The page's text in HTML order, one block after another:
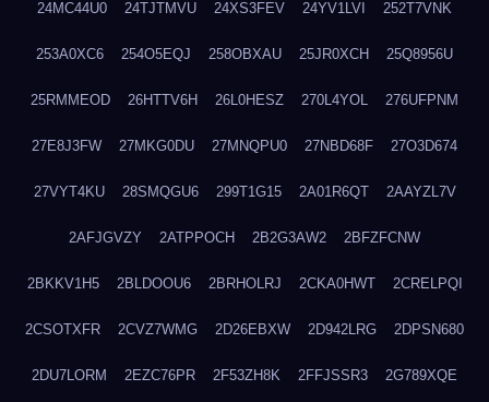
24MC44U0 24TJTMVU 24XS3FEV 24YV1LVI 252T7VNK
253A0XC6 254O5EQJ 258OBXAU 25JR0XCH 25Q8956U
25RMMEOD 26HTTV6H 26L0HESZ 270L4YOL 276UFPNM
27E8J3FW 27MKG0DU 27MNQPU0 27NBD68F 27O3D674
27VYT4KU 28SMQGU6 299T1G15 2A01R6QT 2AAYZL7V
2AFJGVZY 2ATPPOCH 2B2G3AW2 2BFZFCNW
2BKKV1H5 2BLDOOU6 2BRHOLRJ 2CKA0HWT 2CRELPQI
2CSOTXFR 2CVZ7WMG 2D26EBXW 2D942LRG 2DPSN680
2DU7LORM 2EZC76PR 2F53ZH8K 2FFJSSR3 2G789XQE